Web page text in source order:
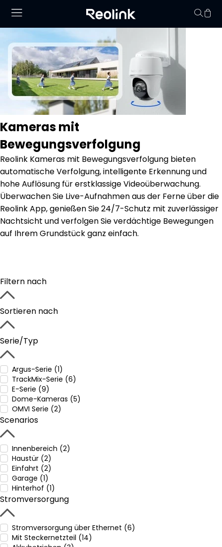
Keine Artikel im
Kameras mit
Bewegungsverfolgung
Reolink Kameras mit Bewegungsverfolgung bieten
automatische Verfolgung, intelligente Erkennung und
hohe Auflösung für erstklassige Videoüberwachung.
Überwachen Sie Live-Aufnahmen aus der Ferne über die
Reolink App, genießen Sie 24/7-Schutz mit zuverlässiger
Nachtsicht und verfolgen Sie verdächtige Bewegungen
auf Ihrem Grundstück ganz einfach.
Filtern nach
Sortieren nach
Serie/Typ
Argus-Serie (1)
TrackMix-Serie (6)
E-Serie (9)
Dome-Kameras (5)
OMVI Serie (2)
Scenarios
Innenbereich (2)
Haustür (2)
Einfahrt (2)
Garage (1)
Hinterhof (1)
Stromversorgung
Stromversorgung über Ethernet (6)
Mit Steckernetzteil (14)